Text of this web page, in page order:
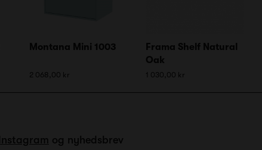
Montana Mini 1003
2 068,00 kr
Frama Shelf Natural
Oak
1 030,00 kr
Instagram og nyhedsbrev